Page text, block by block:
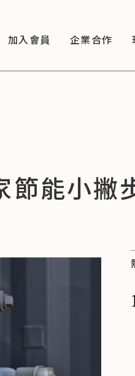
加入會員 企業合作
能小撇